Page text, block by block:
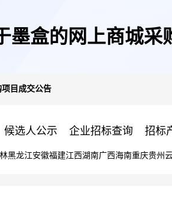
墨盒的网上商城采
目成交公告
候选人公示 企业招标查询 招标
黑龙江安徽福建江西湖南广西海南重庆贵州